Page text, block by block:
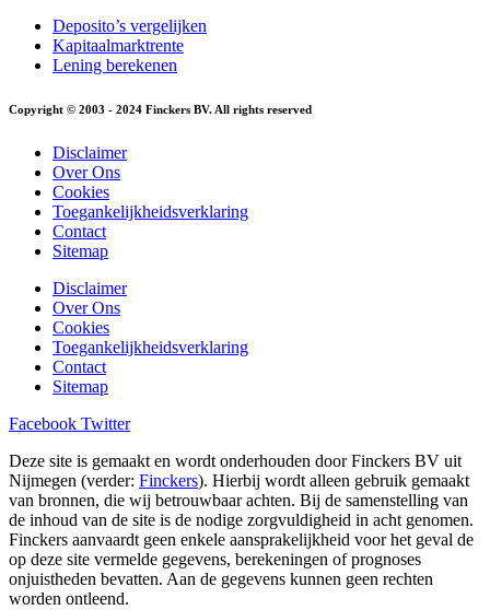
Deposito’s vergelijken
Kapitaalmarktrente
Lening berekenen
Copyright © 2003 - 2024 Finckers BV. All rights reserved
Disclaimer
Over Ons
Cookies
Toegankelijkheidsverklaring
Contact
Sitemap
Disclaimer
Over Ons
Cookies
Toegankelijkheidsverklaring
Contact
Sitemap
Facebook Twitter
Deze site is gemaakt en wordt onderhouden door Finckers BV uit
Nijmegen (verder: Finckers). Hierbij wordt alleen gebruik gemaakt
van bronnen, die wij betrouwbaar achten. Bij de samenstelling van
de inhoud van de site is de nodige zorgvuldigheid in acht genomen.
Finckers aanvaardt geen enkele aansprakelijkheid voor het geval de
op deze site vermelde gegevens, berekeningen of prognoses
onjuistheden bevatten. Aan de gegevens kunnen geen rechten
worden ontleend.